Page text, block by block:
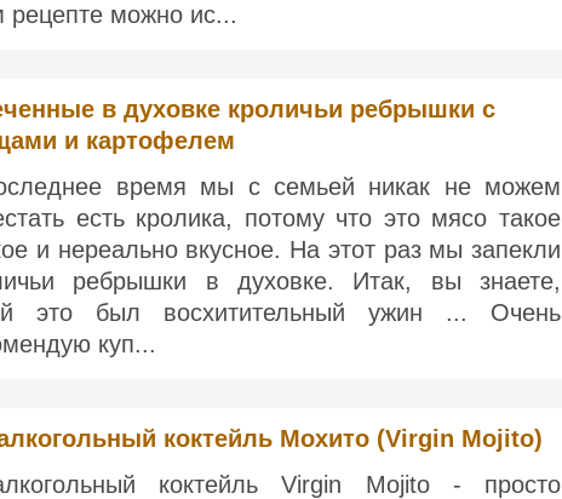
рецепте можно ис...
в духовке кроличьи ребрышки с
и картофелем
время мы с семьей никак не можем
есть кролика, потому что это мясо такое
и нереально вкусное. На этот раз мы запекли
ребрышки в духовке. Итак, вы знаете,
это был восхитительный ужин ... Очень
куп...
коктейль Мохито (Virgin Mojito)
коктейль Virgin Mojito - просто